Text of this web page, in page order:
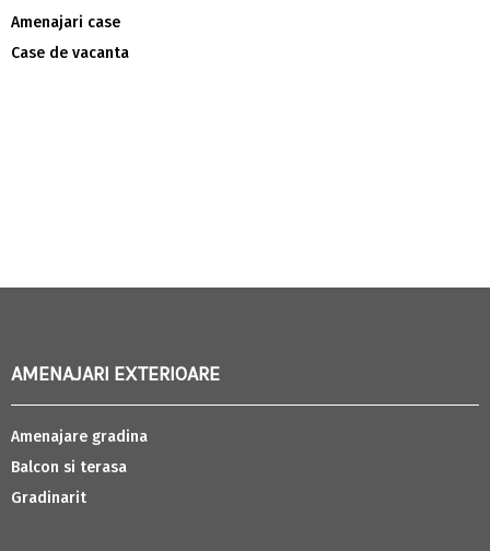
Amenajari case
Case de vacanta
AMENAJARI EXTERIOARE
Amenajare gradina
Balcon si terasa
Gradinarit